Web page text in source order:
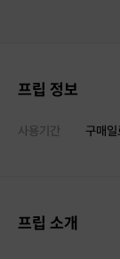
프립 정보
사용기간 구매일
프립 소개